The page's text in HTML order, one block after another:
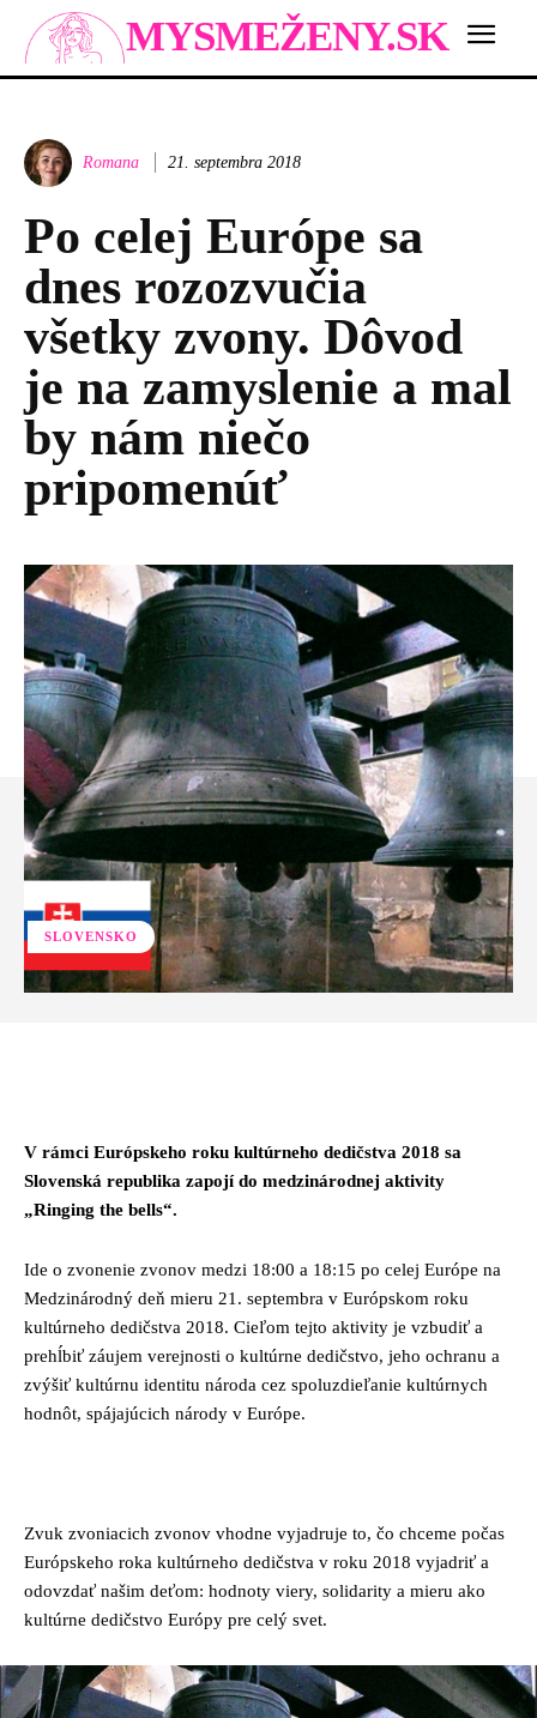
MYSMEŽENY.SK
Romana 21. septembra 2018
Po celej Európe sa
dnes rozozvučia
všetky zvony. Dôvod
je na zamyslenie a mal
by nám niečo
pripomenúť
SLOVENSKO
V rámci Európskeho roku kultúrneho dedičstva 2018 sa
Slovenská republika zapojí do medzinárodnej aktivity
„Ringing the bells“.
Ide o zvonenie zvonov medzi 18:00 a 18:15 po celej Európe na
Medzinárodný deň mieru 21. septembra v Európskom roku
kultúrneho dedičstva 2018. Cieľom tejto aktivity je vzbudiť a
prehĺbiť záujem verejnosti o kultúrne dedičstvo, jeho ochranu a
zvýšiť kultúrnu identitu národa cez spoluzdieľanie kultúrnych
hodnôt, spájajúcich národy v Európe.
Zvuk zvoniacich zvonov vhodne vyjadruje to, čo chceme počas
Európskeho roka kultúrneho dedičstva v roku 2018 vyjadriť a
odovzdať našim deťom: hodnoty viery, solidarity a mieru ako
kultúrne dedičstvo Európy pre celý svet.